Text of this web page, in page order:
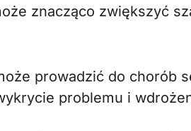
znacząco zwiększyć
prowadzić do chorób
problemu i